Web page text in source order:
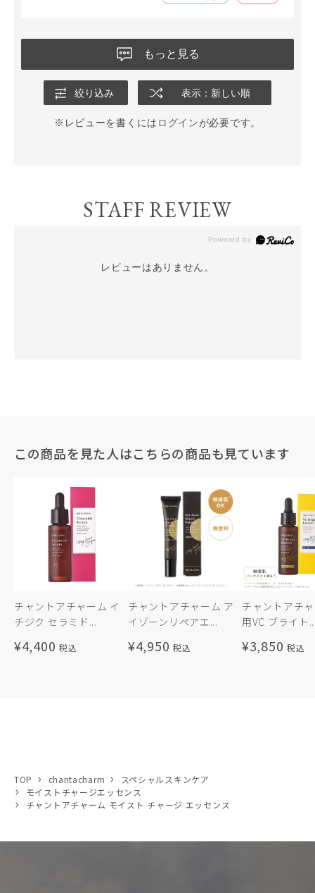
TOP chantacharm
スペシャルスキンケア
モイストチャージエッセンス
チャントアチャーム モイスト チャージ エッセンス
もっと見る
絞り込み 表示：新しい順
※レビューを書くには ログインが必要です。
STAFF REVIEW
レビューはありません。
この商品を見た人はこちらの商品も見ています
チャントアチャーム イ
チジク セラミド...
¥4,400
チャントアチャーム ア
イゾーンリペアエ...
¥4,950
チャントアチ
用VC ブライト
¥3,850